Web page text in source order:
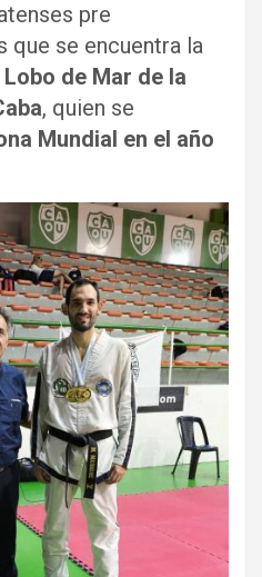
pre
que se encuentra la
Lobo de Mar de la
, quien se
Mundial en el año